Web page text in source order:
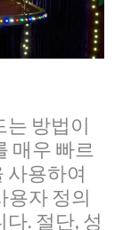
는 방법이
매우 빠르
사용하여
용자 정의
. 절단, 성